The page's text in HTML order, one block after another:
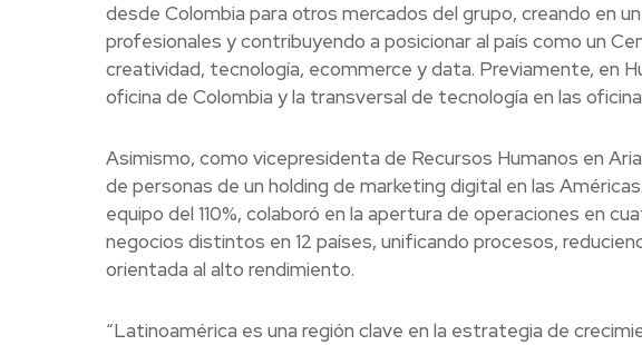
desde Colombia para otros mercados del grupo, creando en
profesionales y contribuyendo a posicionar al país como un
creatividad, tecnología, ecommerce y data. Previamente, en
oficina de Colombia y la transversal de tecnología en las
Asimismo, como vicepresidenta de Recursos Humanos en
de personas de un holding de marketing digital en las
equipo del 110%, colaboró en la apertura de operaciones en
negocios distintos en 12 países, unificando procesos,
orientada al alto rendimiento.
“Latinoamérica es una región clave en la estrategia de